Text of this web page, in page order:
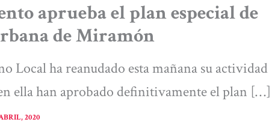
aprueba el plan especial de
de Miramón
Local ha reanudado esta mañana su actividad
ella han aprobado definitivamente el plan […]
2020